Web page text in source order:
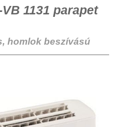
1131 parapet
homlok beszívású